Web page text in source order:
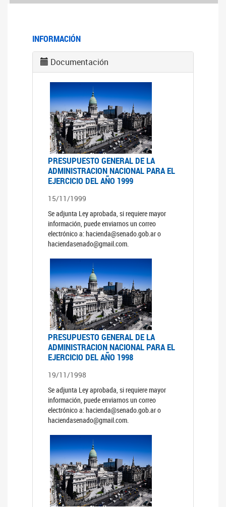
INFORMACIÓN
Documentación
PRESUPUESTO GENERAL DE LA
ADMINISTRACION NACIONAL PARA EL
EJERCICIO DEL AÑO 1999
15/11/1999
Se adjunta Ley aprobada, si requiere mayor
información, puede enviarnos un correo
electrónico a: hacienda@senado.gob.ar o
haciendasenado@gmail.com.
PRESUPUESTO GENERAL DE LA
ADMINISTRACION NACIONAL PARA EL
EJERCICIO DEL AÑO 1998
19/11/1998
Se adjunta Ley aprobada, si requiere mayor
información, puede enviarnos un correo
electrónico a: hacienda@senado.gob.ar o
haciendasenado@gmail.com.